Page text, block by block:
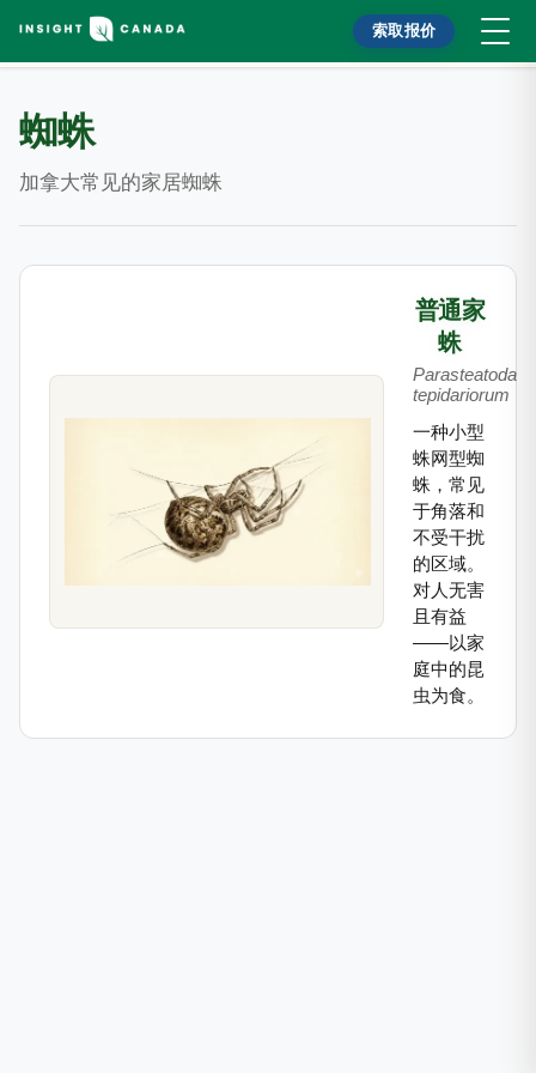
索取报价
蜘蛛
加拿大常见的家居蜘蛛
普通家
蛛
Parasteatoda
tepidariorum
一种小型
蛛网型蜘
蛛，常见
于角落和
不受干扰
的区域。
对人无害
且有益
——以家
庭中的昆
虫为食。